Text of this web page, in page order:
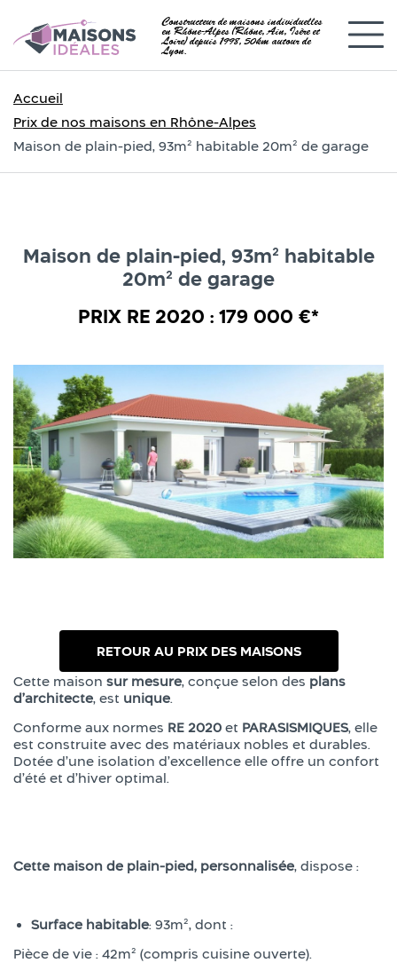
Constructeur de maisons individuelles
en Rhône-Alpes (Rhône, Ain, Isère et
Loire) depuis 1998, 50km autour de
Lyon.
Accueil
Prix de nos maisons en Rhône-Alpes
Maison de plain-pied, 93m² habitable 20m² de garage
Maison de plain-pied, 93m² habitable
20m² de garage
PRIX RE 2020 : 179 000 €*
Cette maison sur mesure, conçue selon des plans
d’architecte, est unique.
Conforme aux normes RE 2020 et PARASISMIQUES, elle
est construite avec des matériaux nobles et durables.
Dotée d’une isolation d’excellence elle offre un confort
d’été et d’hiver optimal.
Cette maison de plain-pied, personnalisée, dispose :
Surface habitable: 93m², dont :
Pièce de vie : 42m² (compris cuisine ouverte).
RETOUR AU PRIX DES MAISONS